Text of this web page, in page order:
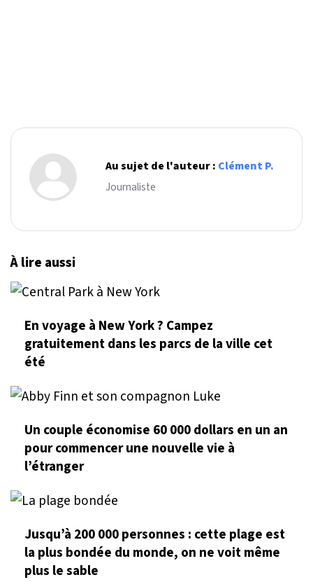
Au sujet de l'auteur : Clément P.
Journaliste
À lire aussi
En voyage à New York ? Campez
gratuitement dans les parcs de la ville cet
été
Un couple économise 60 000 dollars en un an
pour commencer une nouvelle vie à
l’étranger
Jusqu’à 200 000 personnes : cette plage est
la plus bondée du monde, on ne voit même
plus le sable